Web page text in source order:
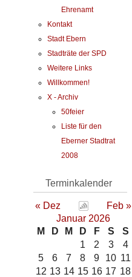
Ehrenamt
Kontakt
Stadt Ebern
Stadträte der SPD
Weitere Links
Willkommen!
X - Archiv
50feier
Liste für den
Eberner Stadtrat
2008
Terminkalender
« Dez
Feb »
Januar 2026
M
D M D F S
S
1
2 3
4
5
6 7 8 9 10 11
12 13 14 15 16 17 18